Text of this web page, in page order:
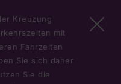
Kreuzung
mit
Fahrzeiten
Sie sich daher
Sie die